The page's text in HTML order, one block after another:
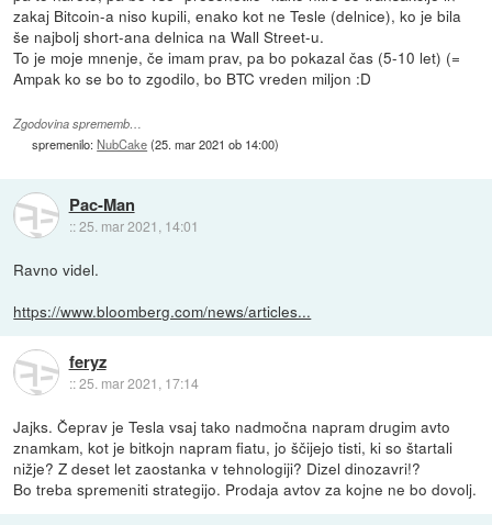
zakaj Bitcoin-a niso kupili, enako kot ne Tesle (delnice), ko je bila
še najbolj short-ana delnica na Wall Street-u.
To je moje mnenje, če imam prav, pa bo pokazal čas (5-10 let) (=
Ampak ko se bo to zgodilo, bo BTC vreden miljon :D
Zgodovina sprememb…
spremenilo:NubCake(25. mar 2021 ob 14:00)
Pac-Man
::25. mar 2021, 14:01
Ravno videl.
https://www.bloomberg.com/news/articles...
feryz
::25. mar 2021, 17:14
Jajks. Čeprav je Tesla vsaj tako nadmočna napram drugim avto
znamkam, kot je bitkojn napram fiatu, jo ščijejo tisti, ki so štartali
nižje? Z deset let zaostanka v tehnologiji? Dizel dinozavri!?
Bo treba spremeniti strategijo. Prodaja avtov za kojne ne bo dovolj.